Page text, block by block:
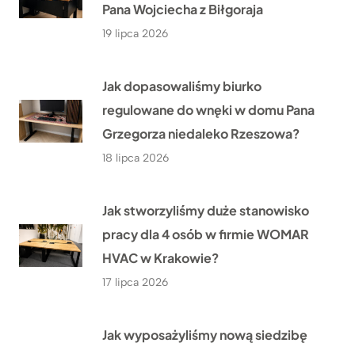
Pana Wojciecha z Biłgoraja
19 lipca 2026
Jak dopasowaliśmy biurko
regulowane do wnęki w domu Pana
Grzegorza niedaleko Rzeszowa?
18 lipca 2026
Jak stworzyliśmy duże stanowisko
pracy dla 4 osób w firmie WOMAR
HVAC w Krakowie?
17 lipca 2026
Jak wyposażyliśmy nową siedzibę